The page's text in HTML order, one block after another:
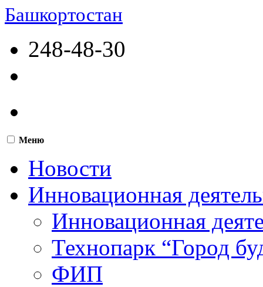
Башкортостан
248-48-30
Меню
Новости
Инновационная
Инновационная
Технопарк “Город
ФИП